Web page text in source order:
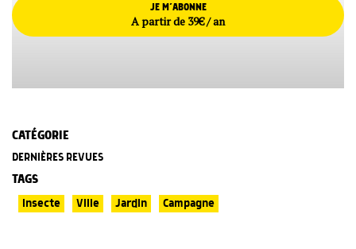
JE M’ABONNE
A partir de 39€ / an
CATÉGORIE
DERNIÈRES REVUES
TAGS
Insecte Ville Jardin Campagne